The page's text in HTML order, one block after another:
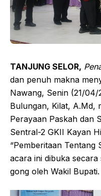
TANJUNG SELOR,
dan penuh makna
Nawang, Senin (21/
Bulungan, Kilat, A.Md,
Perayaan Paskah dan
Sentral-2 GKII Kayan
“Pemberitaan Tentang
acara ini dibuka
gong oleh Wakil Bupati.